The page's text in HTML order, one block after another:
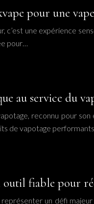
pour une
c’est une expérience
pour…
au service du
reconnu pour
de vapotage
fiable pour
un défi